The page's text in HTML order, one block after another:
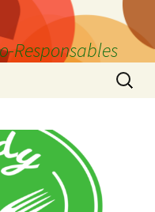
Responsables